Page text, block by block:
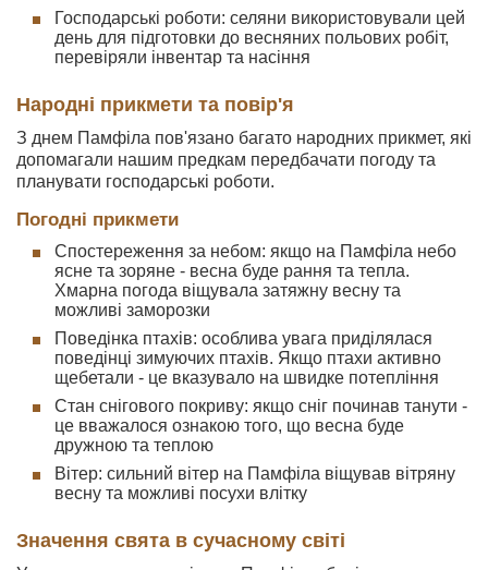
Господарські роботи: селяни використовували цей
день для підготовки до весняних польових робіт,
перевіряли інвентар та насіння
Народні прикмети та повір'я
З днем Памфіла пов'язано багато народних прикмет, які
допомагали нашим предкам передбачати погоду та
планувати господарські роботи.
Погодні прикмети
Спостереження за небом: якщо на Памфіла небо
ясне та зоряне - весна буде рання та тепла.
Хмарна погода віщувала затяжну весну та
можливі заморозки
Поведінка птахів: особлива увага приділялася
поведінці зимуючих птахів. Якщо птахи активно
щебетали - це вказувало на швидке потепління
Стан снігового покриву: якщо сніг починав танути -
це вважалося ознакою того, що весна буде
дружною та теплою
Вітер: сильний вітер на Памфіла віщував вітряну
весну та можливі посухи влітку
Значення свята в сучасному світі